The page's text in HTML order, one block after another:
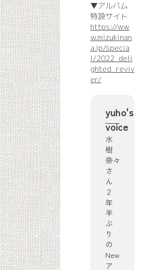
▼アルバム
特設サイト
https://ww
w.mizukinan
a.jp/specia
l/2022_deli
ghted_reviv
er/
yuho's
voice
水
樹
奈々
さ
ん
２
年
半
ぶ
り
の
New
ア